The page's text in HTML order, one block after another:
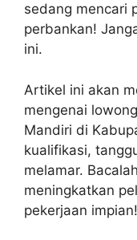
sedang mencari
perbankan!
ini.
Artikel ini akan
mengenai
Mandiri di
kualifikasi,
melamar.
meningkatkan
pekerjaan impian!